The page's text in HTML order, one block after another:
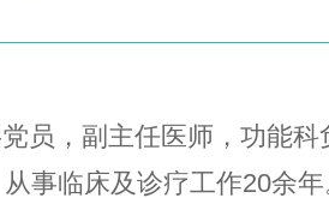
员，副主任医师，功能
事临床及诊疗工作20余